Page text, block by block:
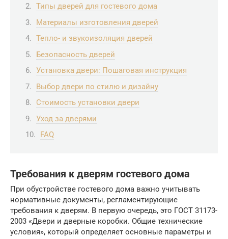
Типы дверей для гостевого дома
Материалы изготовления дверей
Тепло- и звукоизоляция дверей
Безопасность дверей
Установка двери: Пошаговая инструкция
Выбор двери по стилю и дизайну
Стоимость установки двери
Уход за дверями
FAQ
Требования к дверям гостевого дома
При обустройстве гостевого дома важно учитывать
нормативные документы, регламентирующие
требования к дверям. В первую очередь, это ГОСТ 31173-
2003 «Двери и дверные коробки. Общие технические
условия», который определяет основные параметры и